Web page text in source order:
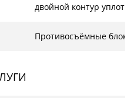
двойной контур
Противосъёмные